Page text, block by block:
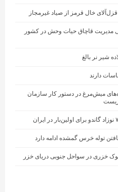
مدیریت قاچاق حیات وحش در کشور
شیر نر بالغ
دارند
میش‌مرغ در دستور کار سازمان
توله خرس گمشده ادامه دارد
خزری در سواحل جنوبی دریای خزر